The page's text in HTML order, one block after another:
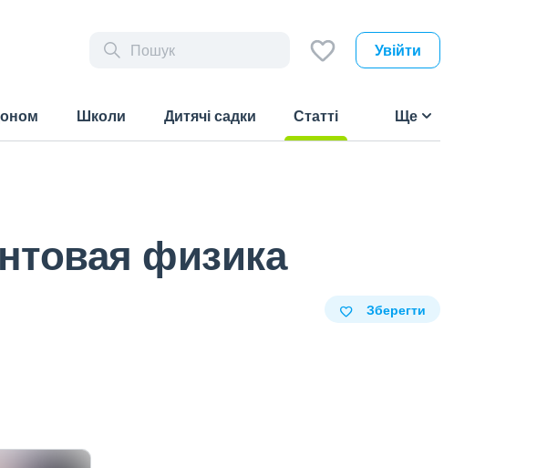
Увійти
Школи Дитячі садки
Статті
Ще
физика
Зберегти